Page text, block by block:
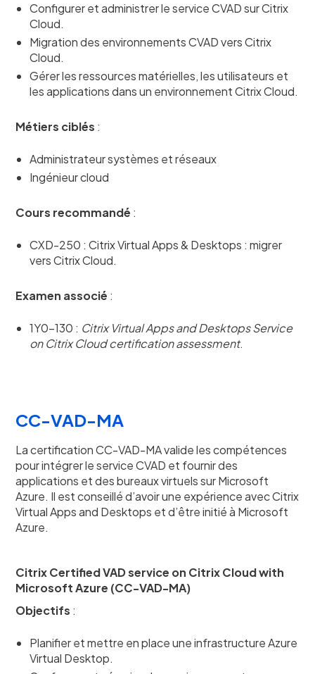
Configurer et administrer le service CVAD sur Citrix
Cloud.
Migration des environnements CVAD vers Citrix
Cloud.
Gérer les ressources matérielles, les utilisateurs et
les applications dans un environnement Citrix Cloud.
Métiers ciblés :
Administrateur systèmes et réseaux
Ingénieur cloud
Cours recommandé :
CXD-250 : Citrix Virtual Apps & Desktops : migrer
vers Citrix Cloud.
Examen associé :
1Y0-130 : Citrix Virtual Apps and Desktops Service
on Citrix Cloud certification assessment.
CC-VAD-MA
La certification CC-VAD-MA valide les compétences
pour intégrer le service CVAD et fournir des
applications et des bureaux virtuels sur Microsoft
Azure. Il est conseillé d’avoir une expérience avec Citrix
Virtual Apps and Desktops et d’être initié à Microsoft
Azure.
Citrix Certified VAD service on Citrix Cloud with
Microsoft Azure (CC-VAD-MA)
Objectifs :
Planifier et mettre en place une infrastructure Azure
Virtual Desktop.